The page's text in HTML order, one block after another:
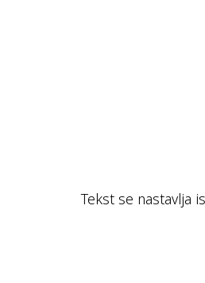
Tekst se nastavlja